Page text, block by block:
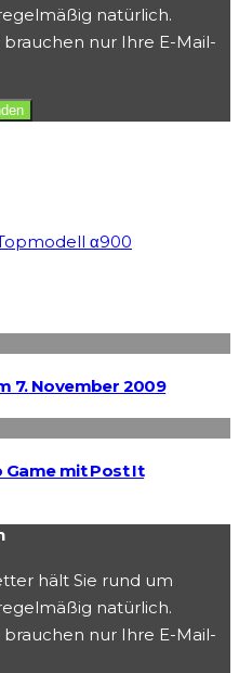
natürlich.
brauchen nur Ihre E-Mail-
α900
7. November 2009
Game mit Post It
hält Sie rund um
natürlich.
brauchen nur Ihre E-Mail-